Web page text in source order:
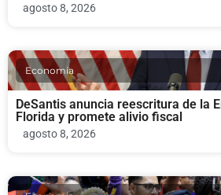
agosto 8, 2026
Economia
DeSantis anuncia reescritura de la
Florida y promete alivio fiscal
agosto 8, 2026